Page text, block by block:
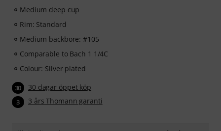
Medium deep cup
Rim: Standard
Medium backbore: #105
Comparable to Bach 1 1/4C
Colour: Silver plated
30 30 dagar öppet köp
3 3 års Thomann garanti